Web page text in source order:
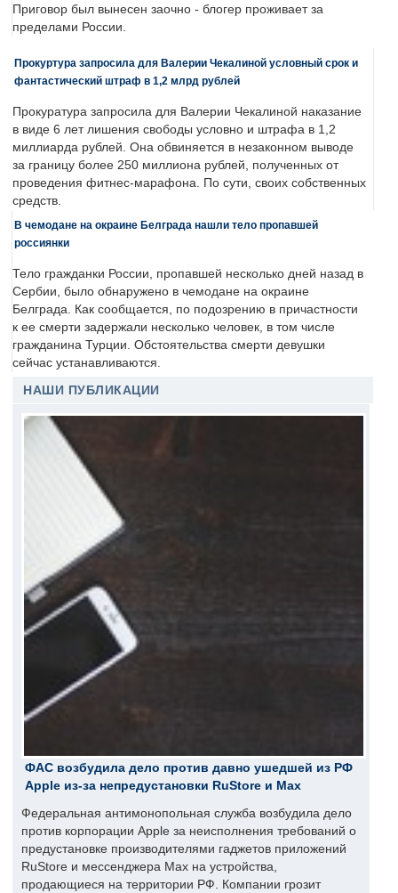
Приговор был вынесен заочно - блогер проживает за
пределами России.
Прокуртура запросила для Валерии Чекалиной условный срок и
фантастический штраф в 1,2 млрд рублей
Прокуратура запросила для Валерии Чекалиной наказание
в виде 6 лет лишения свободы условно и штрафа в 1,2
миллиарда рублей. Она обвиняется в незаконном выводе
за границу более 250 миллиона рублей, полученных от
проведения фитнес-марафона. По сути, своих собственных
средств.
В чемодане на окраине Белграда нашли тело пропавшей
россиянки
Тело гражданки России, пропавшей несколько дней назад в
Сербии, было обнаружено в чемодане на окраине
Белграда. Как сообщается, по подозрению в причастности
к ее смерти задержали несколько человек, в том числе
гражданина Турции. Обстоятельства смерти девушки
сейчас устанавливаются.
НАШИ ПУБЛИКАЦИИ
ФАС возбудила дело против давно ушедшей из РФ
Apple из-за непредустановки RuStore и Max
Федеральная антимонопольная служба возбудила дело
против корпорации Apple за неисполнения требований о
предустановке производителями гаджетов приложений
RuStore и мессенджера Max на устройства,
продающиеся на территории РФ. Компании грозит